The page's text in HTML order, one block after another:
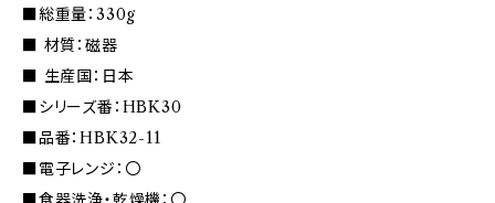
■総重量：330g
■ 材質：磁器
■ 生産国：日本
■シリーズ番：HBK30
■品番：HBK32-11
■電子レンジ：〇